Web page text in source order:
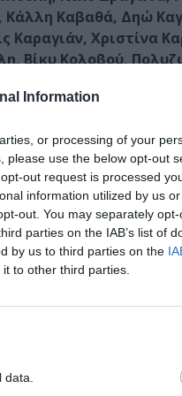
Information
or processing of your
please use the below opt-out
out request is processed
information utilized by us
out. You may separately
parties on the IAB’s list of
by us to third parties on the
to other third parties.
Κάλλη Καβαθά, Δηώ
Χριστίνα
Βίκυ Κολοβού,
Όλια
Λιούλιου, Γιώργο
Μητρόπουλο,
, Ντίνο Νικολάου,
Χρίστο Περζό,
Ευγενία
Φανή Χαρβαλιά,
της, τον Γιώργο
για το